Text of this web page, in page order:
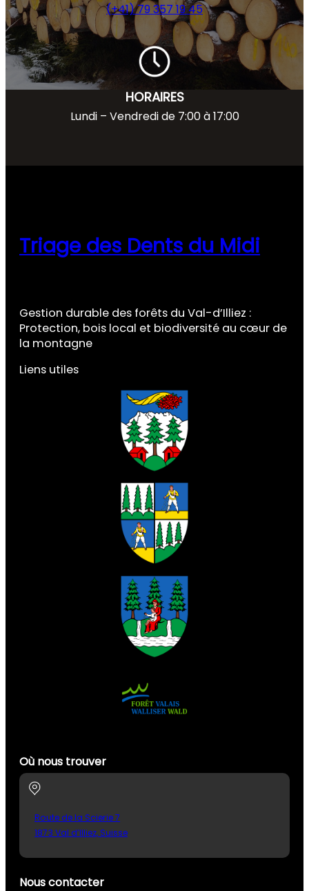
(+41) 79 357 19 45
HORAIRES
Lundi – Vendredi de 7:00 à 17:00
Triage des Dents du Midi
Gestion durable des forêts du Val-d’Illiez :
Protection, bois local et biodiversité au cœur de
la montagne
Liens utiles
Où nous trouver
Route de la Scierie 7
1873 Val d’Illiez, Suisse
Nous contacter